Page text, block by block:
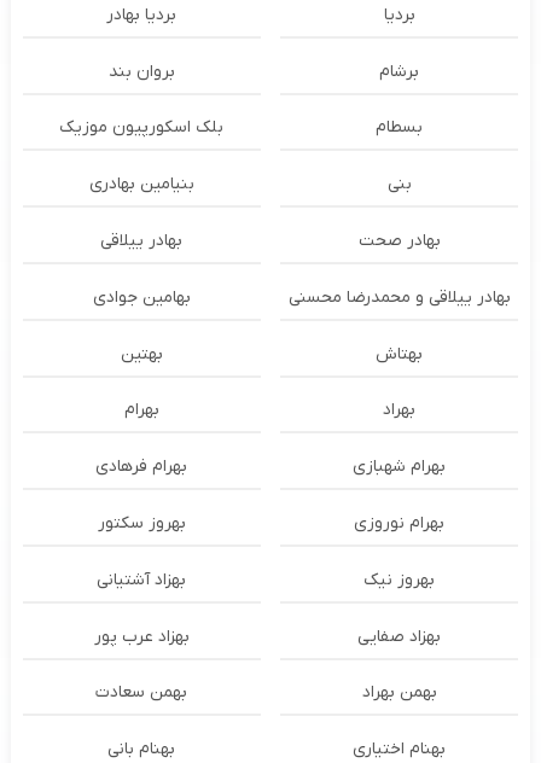
بردیا بردیا بهادر
برشام بروان بند
بسطام بلک اسکورپیون موزیک
بنی بنیامین بهادری
بهادر صحت بهادر ییلاقی
بهادر ییلاقی و محمدرضا محسنی بهامین جوادی
بهتاش بهتین
بهراد بهرام
بهرام شهبازی بهرام فرهادی
بهرام نوروزی بهروز سکتور
بهروز نیک بهزاد آشتیانی
بهزاد صفایی بهزاد عرب پور
بهمن بهراد بهمن سعادت
بهنام اختیاری بهنام بانی